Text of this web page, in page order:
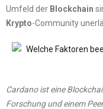
Umfeld der Blockchain
Krypto-Community
Cardano ist eine
Forschung und einem